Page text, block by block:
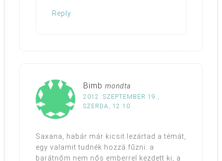
Reply
Bimb mondta
2012. SZEPTEMBER 19.,
SZERDA, 12:10
Saxana, habár már kicsit lezártad a témát,
egy valamit tudnék hozzá fűzni: a
barátnőm nem nős emberrel kezdett ki, a